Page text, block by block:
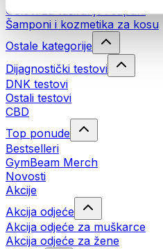
Gelovi za tuširanje i sapuni
Šamponi i kozmetika za kosu
Ostale kategorije
Dijagnostički testovi
DNK testovi
Ostali testovi
CBD
Top ponude
Bestselleri
GymBeam Merch
Novosti
Akcije
Akcija odjeće
Akcija odjeće za muškarce
Akcija odjeće za žene